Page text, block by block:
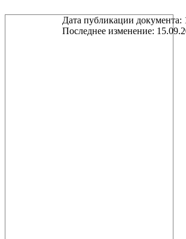
Дата публикации документа:
Последнее изменение: